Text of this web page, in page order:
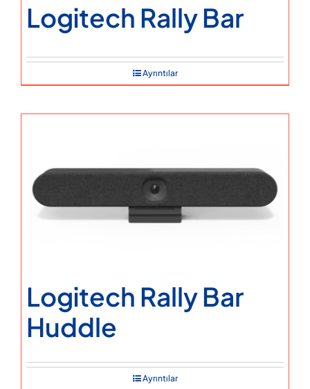
Logitech Rally Bar
Ayrıntılar
Logitech Rally Bar
Huddle
Ayrıntılar